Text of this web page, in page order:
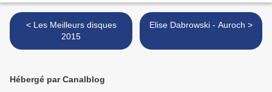
< Les Meilleurs disques
2015
Elise Dabrowski - Auroch >
Hébergé par Canalblog